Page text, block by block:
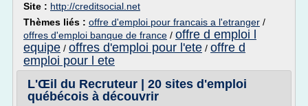
Site : http://creditsocial.net
Thèmes liés : offre d'emploi pour francais a l'etranger /
offres d'emploi banque de france / offre d emploi l
equipe / offres d'emploi pour l'ete / offre d
emploi pour l ete
L'Œil du Recruteur | 20 sites d'emploi
québécois à découvrir